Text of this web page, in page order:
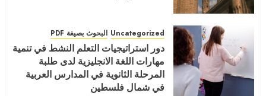
أغسطس 16, 2021
Uncategorized البحوث بصيغة PDF
دور استراتيجيات التعلم النشط في تنمية
مهارات اللغة الانجليزية لدى طلبة
المرحلة الثانوية في المدارس العربية
في شمال فلسطين